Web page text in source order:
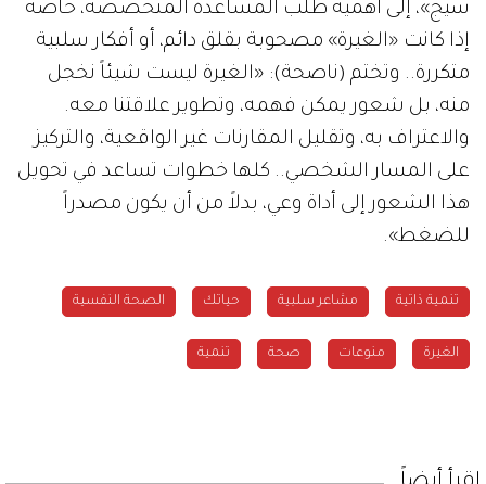
سيج»، إلى أهمية طلب المساعدة المتخصصة، خاصة
إذا كانت «الغيرة» مصحوبة بقلق دائم، أو أفكار سلبية
متكررة.. وتختم (ناصحة): «الغيرة ليست شيئاً نخجل
منه، بل شعور يمكن فهمه، وتطوير علاقتنا معه.
والاعتراف به، وتقليل المقارنات غير الواقعية، والتركيز
على المسار الشخصي.. كلها خطوات تساعد في تحويل
هذا الشعور إلى أداة وعي، بدلاً من أن يكون مصدراً
للضغط».
تنمية ذاتية مشاعر سلبية حياتك الصحة النفسية
الغيرة منوعات صحة تنمية